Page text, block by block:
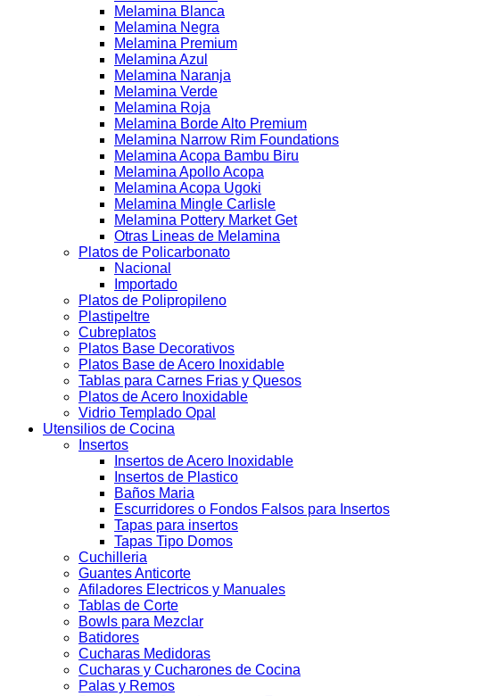
Melamina Blanca
Melamina Negra
Melamina Premium
Melamina Azul
Melamina Naranja
Melamina Verde
Melamina Roja
Melamina Borde Alto Premium
Melamina Narrow Rim Foundations
Melamina Acopa Bambu Biru
Melamina Apollo Acopa
Melamina Acopa Ugoki
Melamina Mingle Carlisle
Melamina Pottery Market Get
Otras Lineas de Melamina
Platos de Policarbonato
Nacional
Importado
Platos de Polipropileno
Plastipeltre
Cubreplatos
Platos Base Decorativos
Platos Base de Acero Inoxidable
Tablas para Carnes Frias y Quesos
Platos de Acero Inoxidable
Vidrio Templado Opal
Utensilios de Cocina
Insertos
Insertos de Acero Inoxidable
Insertos de Plastico
Baños Maria
Escurridores o Fondos Falsos para Insertos
Tapas para insertos
Tapas Tipo Domos
Cuchilleria
Guantes Anticorte
Afiladores Electricos y Manuales
Tablas de Corte
Bowls para Mezclar
Batidores
Cucharas Medidoras
Cucharas y Cucharones de Cocina
Palas y Remos